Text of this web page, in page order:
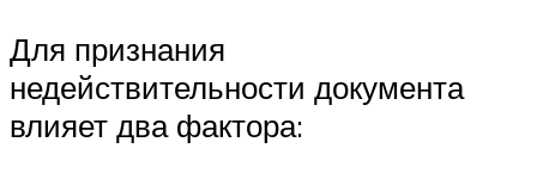
Для признания
недействительности документа
влияет два фактора: